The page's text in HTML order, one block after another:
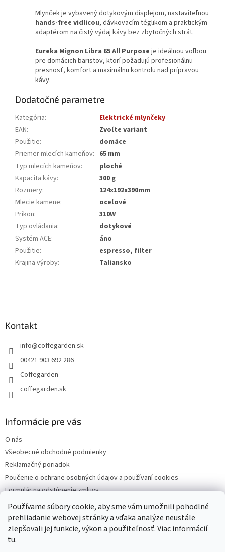
Používame súbory cookie, aby sme vám umožnili pohodlné
prehliadanie webovej stránky a vďaka analýze neustále
zlepšovali jej funkcie, výkon a použiteľnosť. Viac informácií
tu.
Mlynček je vybavený dotykovým displejom, nastaviteľnou
hands-free vidlicou, dávkovacím téglikom a praktickým
adaptérom na čistý výdaj kávy bez zbytočných strát.
Eureka Mignon Libra 65 All Purpose je ideálnou voľbou
pre domácich baristov, ktorí požadujú profesionálnu
presnosť, komfort a maximálnu kontrolu nad prípravou
kávy.
Dodatočné parametre
Kategória:
Elektrické mlynčeky
EAN:
Zvoľte variant
Použitie:
domáce
Priemer mlecích kameňov: 65 mm
Typ mlecích kameňov:
ploché
Kapacita kávy:
300 g
Rozmery:
124x192x390mm
Mlecie kamene:
oceľové
Príkon:
310W
Typ ovládania:
dotykové
Systém ACE:
áno
Použitie:
espresso, filter
Krajina výroby: Taliansko
Kontakt
info@coffegarden.sk
00421 903 692 286
Coffegarden
coffegarden.sk
Informácie pre vás
O nás
Všeobecné obchodné podmienky
Reklamačný poriadok
Poučenie o ochrane osobných údajov a používaní cookies
Formulár na odstúpenie zmluvy
Reklamačný formulár
Kontakty